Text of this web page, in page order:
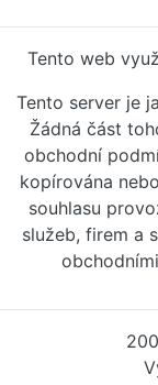
Tento web
Tento server je
Žádná část
obchodní
kopírována
souhlasu
služeb, firem a